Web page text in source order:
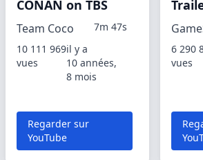
CONAN on TBS
Team Coco
7m 47s
10 111 969
vues
il y a
10 années,
8 mois
Regarder sur
YouTube
6 290
vues